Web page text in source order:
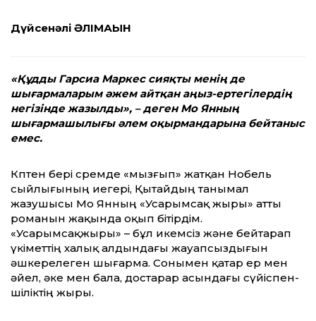
Дүйсенәлі ӘЛІМАҚЫН
«Құдды Гарсиа Маркес сияқты менің де
шығармаларым әжем айтқан аңыз-ертегілердің
негізінде жазылды», – деген Мо Янның
шығармашылығы әлем оқырмандарына бейтаныс
емес.
Көптен бері сөремде «мызғып» жатқан Нобель
сыйлығының иегері, Қытайдың танымал
жазушысы Мо Янның «Усарымсақ жыры» атты
романын жақында оқып бітір­дім.
«Усарымсақжыры» – бұл икемсіз және бейтарап
үкіметтің халық алдындағы жауапсыздығын
әшкерелеген шығар­ма. Сонымен қатар ер мен
әйел, әке мен бала, достарар асындағы сүйіс­пен­­
шіліктің жыры.